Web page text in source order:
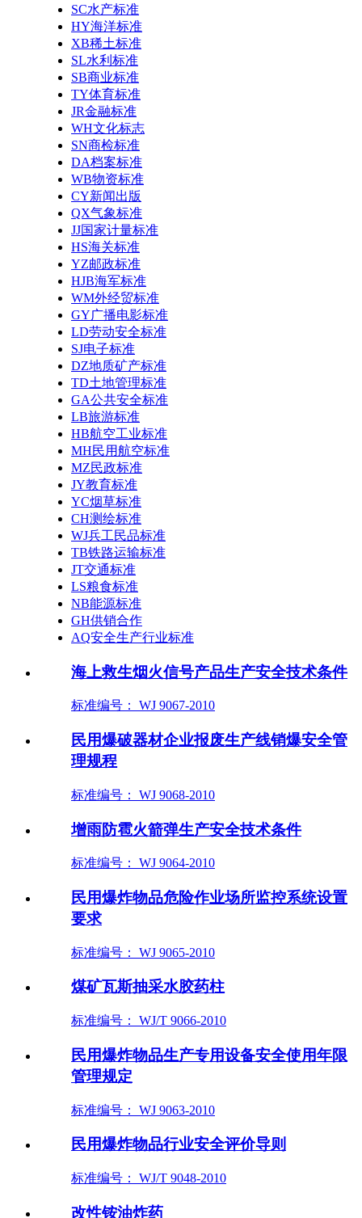
SC水产标准
HY海洋标准
XB稀土标准
SL水利标准
SB商业标准
TY体育标准
JR金融标准
WH文化标志
SN商检标准
DA档案标准
WB物资标准
CY新闻出版
QX气象标准
JJ国家计量标准
HS海关标准
YZ邮政标准
HJB海军标准
WM外经贸标准
GY广播电影标准
LD劳动安全标准
SJ电子标准
DZ地质矿产标准
TD土地管理标准
GA公共安全标准
LB旅游标准
HB航空工业标准
MH民用航空标准
MZ民政标准
JY教育标准
YC烟草标准
CH测绘标准
WJ兵工民品标准
TB铁路运输标准
JT交通标准
LS粮食标准
NB能源标准
GH供销合作
AQ安全生产行业标准
海上救生烟火信号产品生产安全技术条件
标准编号： WJ 9067-2010
民用爆破器材企业报废生产线销爆安全管
理规程
标准编号： WJ 9068-2010
增雨防雹火箭弹生产安全技术条件
标准编号： WJ 9064-2010
民用爆炸物品危险作业场所监控系统设置
要求
标准编号： WJ 9065-2010
煤矿瓦斯抽采水胶药柱
标准编号： WJ/T 9066-2010
民用爆炸物品生产专用设备安全使用年限
管理规定
标准编号： WJ 9063-2010
民用爆炸物品行业安全评价导则
标准编号： WJ/T 9048-2010
改性铵油炸药